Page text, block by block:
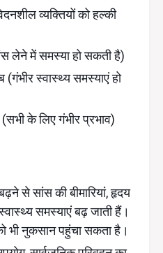
व्यक्तियों को हल्की
लेने में समस्या हो सकती है)
(गंभीर स्वास्थ्य समस्याएं हो
के लिए गंभीर प्रभाव)
से सांस की बीमारियां, हृदय
समस्याएं बढ़ जाती हैं।
भी नुकसान पहुंचा सकता है।